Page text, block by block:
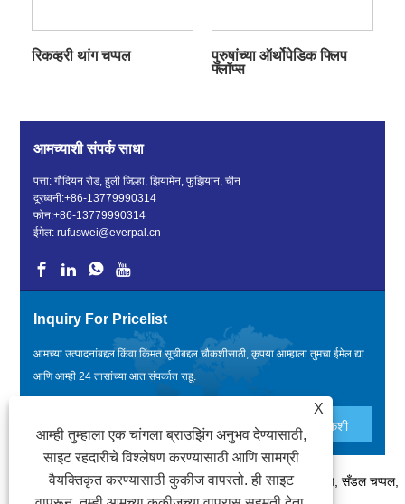
रिकव्हरी थांग चप्पल
पुरुषांच्या ऑर्थोपेडिक फ्लिप
फ्लॉप्स
आमच्याशी संपर्क साधा
पत्ता: गौदियन रोड, हुली जिल्हा, झियामेन, फुझियान, चीन
दूरध्वनी:+86-13779990314
फोन:+86-13779990314
ईमेल:rufuswei@everpal.cn
Inquiry For Pricelist
आमच्या उत्पादनांबद्दल किंवा किंमत सूचीबद्दल चौकशीसाठी, कृपया आम्हाला तुमचा ईमेल द्या
आणि आम्ही 24 तासांच्या आत संपर्कात राहू.
कॉपीराइट © 2022 झियामेन एव्हरपल ट्रेड कंपनी, लिमिटेड - फ्लिप फ्लॉप, सँडल चप्पल,
X
आम्ही तुम्हाला एक चांगला ब्राउझिंग अनुभव देण्यासाठी,
साइट रहदारीचे विश्लेषण करण्यासाठी आणि सामग्री
वैयक्तिकृत करण्यासाठी कुकीज वापरतो. ही साइट